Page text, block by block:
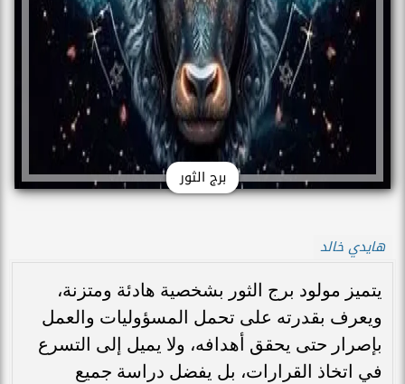
برج الثور
هايدي خالد
يتميز مولود برج الثور بشخصية هادئة ومتزنة،
ويعرف بقدرته على تحمل المسؤوليات والعمل
بإصرار حتى يحقق أهدافه، ولا يميل إلى التسرع
في اتخاذ القرارات، بل يفضل دراسة جميع